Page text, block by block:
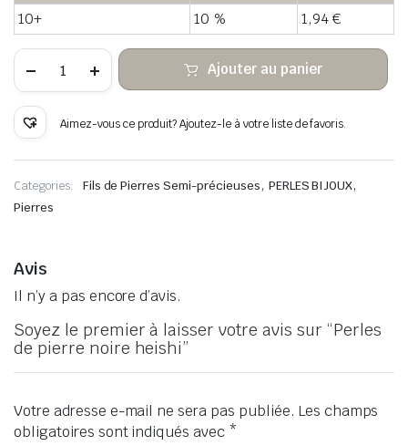
10+
10 % 1,94€
Perles
pierre
noire
Ajouter au panier
Aimez-vous ce produit? Ajoutez-le à votre liste de favoris.
Categories: Fils de Pierres Semi-précieuses, PERLES BIJOUX,
Pierres
Avis
Il n’y a pas encore d’avis.
Soyez le premier à laisser votre avis sur “Perles
de pierre noire heishi”
Votre adresse e-mail ne sera pas publiée. Les champs
obligatoires sont indiqués avec *